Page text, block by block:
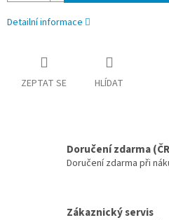
Detailní informace
ZEPTAT SE HLÍDAT
Doručení zdarma
Doručení zdarma při
Zákaznický servis